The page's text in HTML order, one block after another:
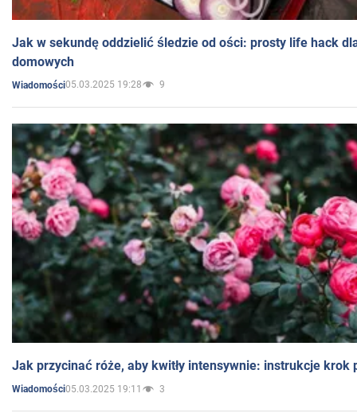
Jak w sekundę oddzielić śledzie od ości: prosty life hack
domowych
Wiadomości05.03.2025 19:28 9
Jak przycinać róże, aby kwitły intensywnie: instrukcje krok
Wiadomości05.03.2025 19:11 3